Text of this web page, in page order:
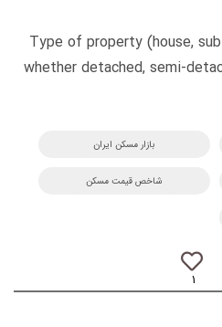
Type of property (house,
whether detached, semi-
بازار مسکن ایران
شاخص قیمت مسکن
۱